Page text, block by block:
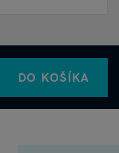
DO KOŠÍKA